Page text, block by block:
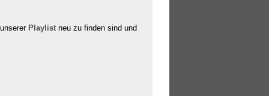
Playlist neu zu finden sind und